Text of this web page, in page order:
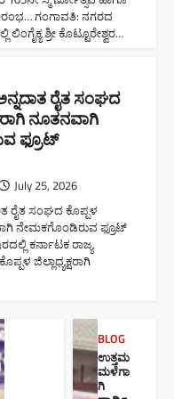
ಗಂಗಾವತಿ: ನಗರದ
ಲಿಂಗೈಕ್ಯ ಶ್ರೀ ಕೊಟ್ಟೂರೇಶ್ವರ…
ರೈತ ಸಂಘದ
ನೂತನವಾಗಿ
ಫ್ರೂಟ್
July 25, 2026
ರೈತ ಸಂಘದ ಕೊಪ್ಪಳ
ನೇಮಕಗೊಂಡಿರುವ ಫ್ರೂಟ್
ಕರ್ನಾಟಕ ರಾಜ್ಯ
ಜಿಲ್ಲಾಧ್ಯಕ್ಷರಾಗಿ
BLOG
ಉತ್ತಮ
ಮಳೆಗಾ
ಗಿ